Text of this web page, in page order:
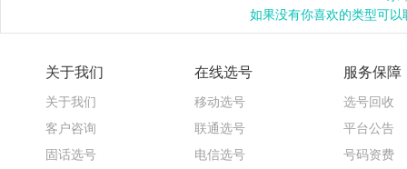
如果没有你喜欢的类型可
关于我们
关于我们
客户咨询
固话选号
在线选号
移动选号
联通选号
电信选号
服务保障
选号回收
平台公告
号码资费